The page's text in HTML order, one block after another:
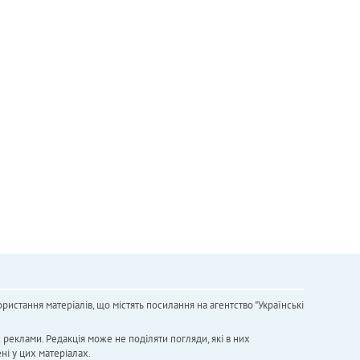
матеріалів, що містять посилання на агентство "Українськi
Редакція може не поділяти погляди, які в них
у цих матеріалах.